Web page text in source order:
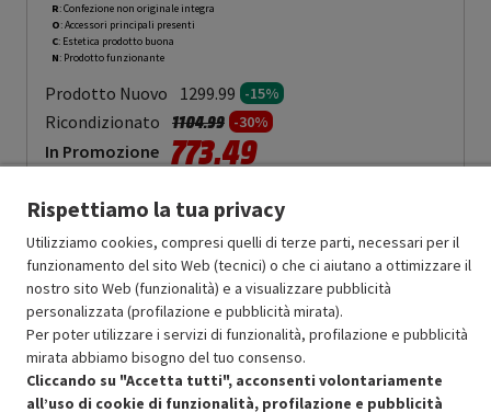
R: Confezione non originale integra
O: Accessori principali presenti
C: Estetica prodotto buona
N: Prodotto funzionante
Prodotto Nuovo 1299.99 -15%
Ricondizionato Prezzo ridotto da
1104.99a-30%
In Promozione 773.49
Aggiungi al carrello
SCONTO RICONDIZIONATI
Approfitta dello sconto del 30% sul prodotto ricondizionato.
Rispettiamo la tua privacy
Utilizziamo cookies, compresi quelli di terze parti, necessari per il
funzionamento del sito Web (tecnici) o che ci aiutano a ottimizzare il
nostro sito Web (funzionalità) e a visualizzare pubblicità
personalizzata (profilazione e pubblicità mirata).
Per poter utilizzare i servizi di funzionalità, profilazione e pubblicità
mirata abbiamo bisogno del tuo consenso.
Cliccando su "Accetta tutti", acconsenti volontariamente
all’uso di cookie di funzionalità, profilazione e pubblicità